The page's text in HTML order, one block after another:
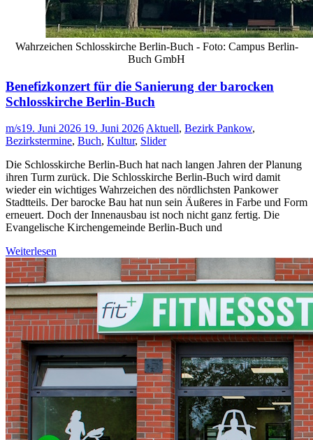
Wahrzeichen Schlosskirche Berlin-Buch - Foto: Campus Berlin-
Buch GmbH
Benefizkonzert für die Sanierung der barocken
Schlosskirche Berlin-Buch
m/s19. Juni 2026 19. Juni 2026Aktuell, Bezirk Pankow,
Bezirkstermine, Buch, Kultur, Slider
Die Schlosskirche Berlin-Buch hat nach langen Jahren der Planung
ihren Turm zurück. Die Schlosskirche Berlin-Buch wird damit
wieder ein wichtiges Wahrzeichen des nördlichsten Pankower
Stadtteils. Der barocke Bau hat nun sein Äußeres in Farbe und Form
erneuert. Doch der Innenausbau ist noch nicht ganz fertig. Die
Evangelische Kirchengemeinde Berlin-Buch und
Weiterlesen